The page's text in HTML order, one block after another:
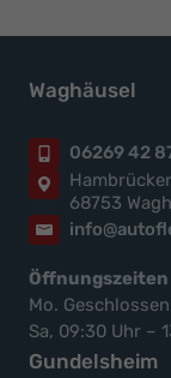
Waghäusel
06269 42
68753
Öffnungszeiten
Mo.
Sa, 09:30 Uhr –
Gundelsheim